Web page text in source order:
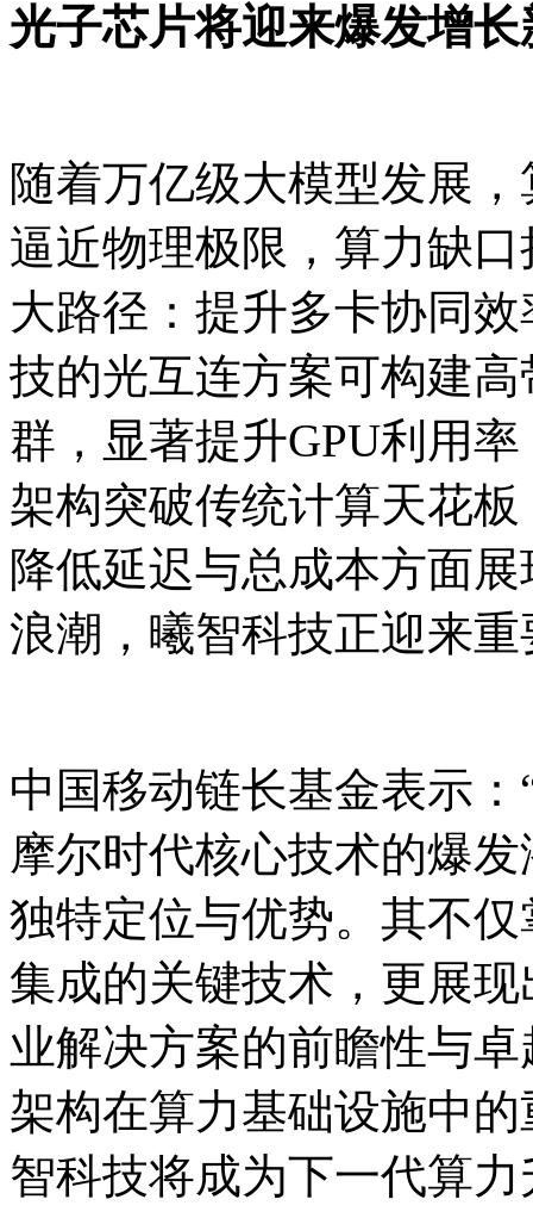
光子芯片将迎来爆发增长
随着万亿级大模型发展
逼近物理极限，算力缺
大路径：提升多卡协同
技的光互连方案可构建
群，显著提升GPU利用
架构突破传统计算天花
降低延迟与总成本方面
浪潮，曦智科技正迎来
中国移动链长基金表示
摩尔时代核心技术的爆
独特定位与优势。其不
集成的关键技术，更展
业解决方案的前瞻性与
架构在算力基础设施中
智科技将成为下一代算